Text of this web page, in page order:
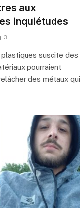
aux
inquiétudes
3
plastiques suscite des
pourraient
des métaux qui